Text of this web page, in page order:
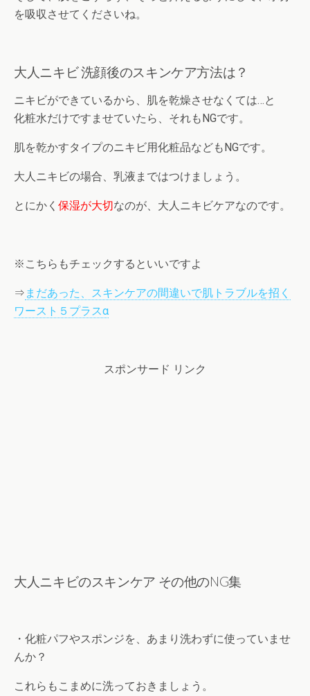
を吸収させてくださいね。
大人ニキビ 洗顔後のスキンケア方法は？
ニキビができているから、肌を乾燥させなくては…と
化粧水だけですませていたら、それもNGです。
肌を乾かすタイプのニキビ用化粧品などもNGです。
大人ニキビの場合、乳液まではつけましょう。
とにかく 保湿が大切なのが、大人ニキビケアなのです。
※こちらもチェックするといいですよ
⇒ まだあった、スキンケアの間違いで肌トラブルを招く
ワースト５プラスα
スポンサード リンク
大人ニキビのスキンケア その他のNG集
・化粧パフやスポンジを、あまり洗わずに使っていませ
んか？
これらもこまめに洗っておきましょう。